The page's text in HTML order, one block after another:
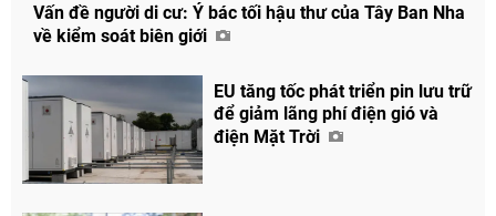
Vấn đề người di cư: Ý bác tối hậu thư của Tây Ban Nha
về kiểm soát biên giới
EU tăng tốc phát triển pin lưu trữ
để giảm lãng phí điện gió và
điện Mặt Trời